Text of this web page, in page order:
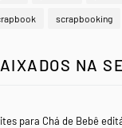
scrapbooking
NA
para Chá de Bebê